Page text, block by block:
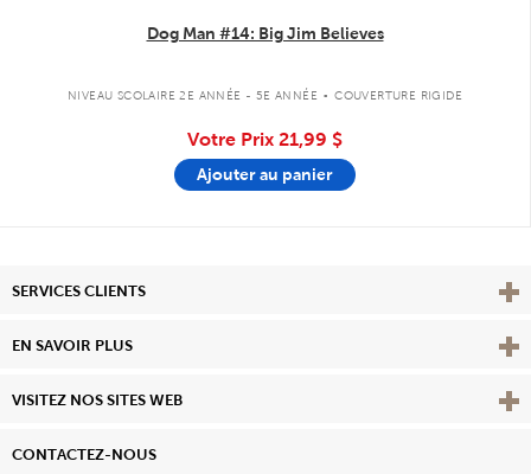
Dog Man #14: Big Jim Believes
NIVEAU SCOLAIRE 2E ANNÉE - 5E ANNÉE . COUVERTURE RIGIDE
Votre Prix 21,99 $
Ajouter au panier
SERVICES CLIENTS
EN SAVOIR PLUS View
VISITEZ NOS SITES WEB
CONTACTEZ-NOUS